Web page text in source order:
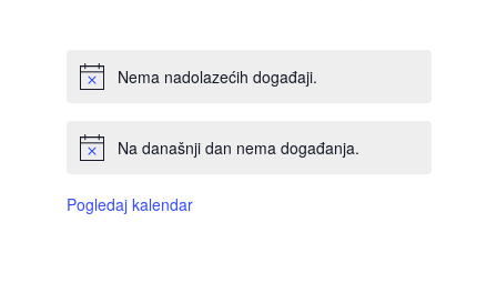
Nema nadolazećih događaji.
Na današnji dan nema događanja.
Pogledaj kalendar